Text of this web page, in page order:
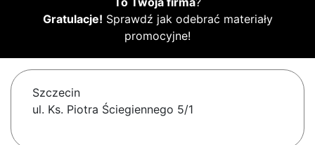
Gratulacje! Sprawdź jak odebrać materiały
promocyjne!
Szczecin
ul. Ks. Piotra Ściegiennego 5/1